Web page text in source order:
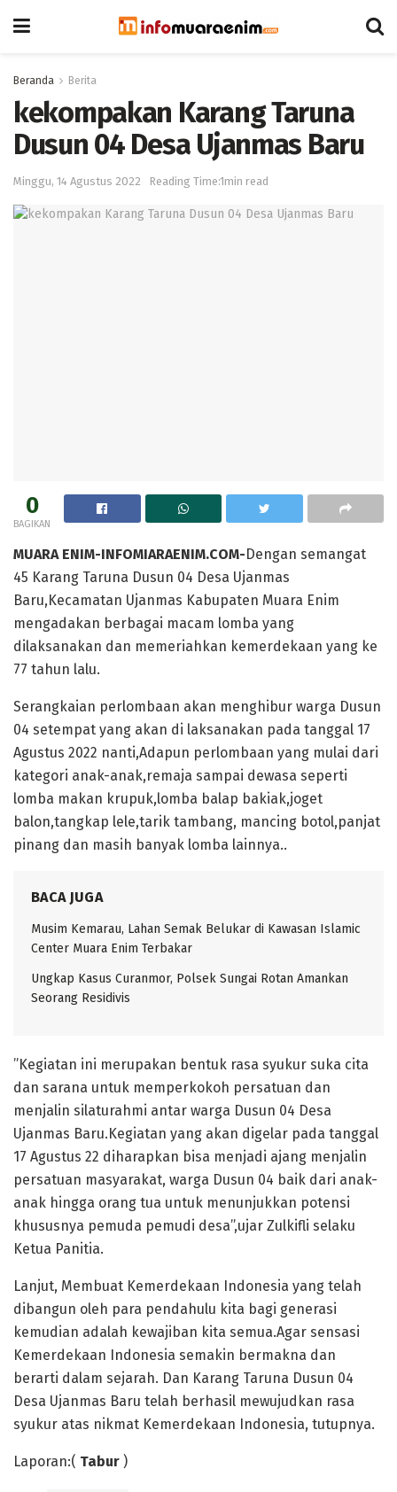
Beranda Berita
kekompakan Karang Taruna
Dusun 04 Desa Ujanmas Baru
Minggu, 14 Agustus 2022 Reading Time:1min read
0
BAGIKAN
MUARA ENIM-INFOMIARAENIM.COM- Dengan semangat
45 Karang Taruna Dusun 04 Desa Ujanmas
Baru,Kecamatan Ujanmas Kabupaten Muara Enim
mengadakan berbagai macam lomba yang
dilaksanakan dan memeriahkan kemerdekaan yang ke
77 tahun lalu.
Serangkaian perlombaan akan menghibur warga Dusun
04 setempat yang akan di laksanakan pada tanggal 17
Agustus 2022 nanti,Adapun perlombaan yang mulai dari
kategori anak-anak,remaja sampai dewasa seperti
lomba makan krupuk,lomba balap bakiak,joget
balon,tangkap lele,tarik tambang, mancing botol,panjat
pinang dan masih banyak lomba lainnya..
BACA JUGA
Musim Kemarau, Lahan Semak Belukar di Kawasan Islamic
Center Muara Enim Terbakar
Ungkap Kasus Curanmor, Polsek Sungai Rotan Amankan
Seorang Residivis
”Kegiatan ini merupakan bentuk rasa syukur suka cita
dan sarana untuk memperkokoh persatuan dan
menjalin silaturahmi antar warga Dusun 04 Desa
Ujanmas Baru.Kegiatan yang akan digelar pada tanggal
17 Agustus 22 diharapkan bisa menjadi ajang menjalin
persatuan masyarakat, warga Dusun 04 baik dari anak-
anak hingga orang tua untuk menunjukkan potensi
khususnya pemuda pemudi desa”,ujar Zulkifli selaku
Ketua Panitia.
Lanjut, Membuat Kemerdekaan Indonesia yang telah
dibangun oleh para pendahulu kita bagi generasi
kemudian adalah kewajiban kita semua.Agar sensasi
Kemerdekaan Indonesia semakin bermakna dan
berarti dalam sejarah. Dan Karang Taruna Dusun 04
Desa Ujanmas Baru telah berhasil mewujudkan rasa
syukur atas nikmat Kemerdekaan Indonesia, tutupnya.
Laporan:( Tabur )